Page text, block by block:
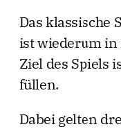
Das klassische
ist wiederum
Ziel des Spiels
füllen.
Dabei gelten